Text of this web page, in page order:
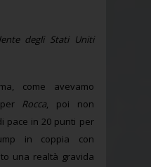
degli Stati Uniti
come avevamo
Rocca, poi non
pace in 20 punti per
in coppia con
una realtà gravida